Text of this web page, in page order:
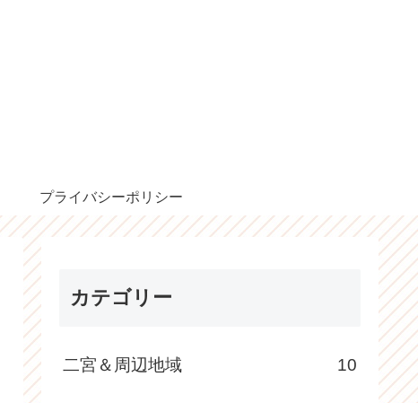
プライバシーポリシー
カテゴリー
二宮＆周辺地域 10